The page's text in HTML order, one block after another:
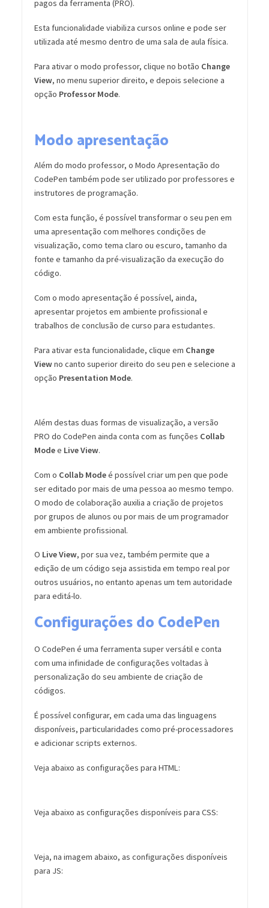
pagos da ferramenta (PRO).
Esta funcionalidade viabiliza cursos online e pode ser
utilizada até mesmo dentro de uma sala de aula física.
Para ativar o modo professor, clique no botão Change
View, no menu superior direito, e depois selecione a
opção Professor Mode.
Modo apresentação
Além do modo professor, o Modo Apresentação do
CodePen também pode ser utilizado por professores e
instrutores de programação.
Com esta função, é possível transformar o seu pen em
uma apresentação com melhores condições de
visualização, como tema claro ou escuro, tamanho da
fonte e tamanho da pré-visualização da execução do
código.
Com o modo apresentação é possível, ainda,
apresentar projetos em ambiente profissional e
trabalhos de conclusão de curso para estudantes.
Para ativar esta funcionalidade, clique em Change
Viewno canto superior direito do seu pen e selecione a
opção Presentation Mode.
Além destas duas formas de visualização, a versão
PRO do CodePen ainda conta com as funções Collab
Modee Live View.
Com o Collab Modeé possível criar um pen que pode
ser editado por mais de uma pessoa ao mesmo tempo.
O modo de colaboração auxilia a criação de projetos
por grupos de alunos ou por mais de um programador
em ambiente profissional.
O Live View, por sua vez, também permite que a
edição de um código seja assistida em tempo real por
outros usuários, no entanto apenas um tem autoridade
para editá-lo.
Configurações do CodePen
O CodePen é uma ferramenta super versátil e conta
com uma infinidade de configurações voltadas à
personalização do seu ambiente de criação de
códigos.
É possível configurar, em cada uma das linguagens
disponíveis, particularidades como pré-processadores
e adicionar scripts externos.
Veja abaixo as configurações para HTML:
Veja abaixo as configurações disponíveis para CSS:
Veja, na imagem abaixo, as configurações disponíveis
para JS: